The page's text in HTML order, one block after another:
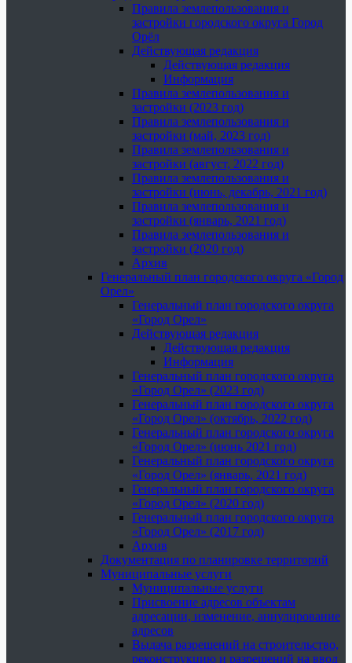
Правила землепользования и
застройки городского округа Город
Орёл
Действующая редакция
Действующая редакция
Информация
Правила землепользования и
застройки (2023 год)
Правила землепользования и
застройки (май, 2023 год)
Правила землепользования и
застройки (август, 2022 год)
Правила землепользования и
застройки (июнь, декабрь, 2021 год)
Правила землепользования и
застройки (январь, 2021 год)
Правила землепользования и
застройки (2020 год)
Архив
Генеральный план городского округа «Город
Орел»
Генеральный план городского округа
«Город Орел»
Действующая редакция
Действующая редакция
Информация
Генеральный план городского округа
«Город Орел» (2023 год)
Генеральный план городского округа
«Город Орел» (октябрь, 2022 год)
Генеральный план городского округа
«Город Орел» (июнь 2021 год)
Генеральный план городского округа
«Город Орел» (январь, 2021 год)
Генеральный план городского округа
«Город Орел» (2020 год)
Генеральный план городского округа
«Город Орел» (2017 год)
Архив
Документация по планировке территорий
Муниципальные услуги
Муниципальные услуги
Присвоение адресов объектам
адресации, изменение, аннулирование
адресов
Выдача разрешений на строительство,
реконструкцию и разрешений на ввод